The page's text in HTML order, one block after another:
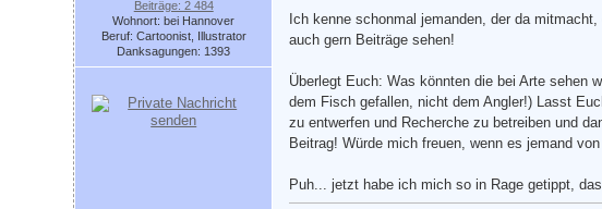
Beiträge: 2 484
Wohnort: bei Hannover
Beruf: Cartoonist, Illustrator
Danksagungen: 1393
Ich kenne schonmal jemanden, der da
auch gern Beiträge sehen!
Überlegt Euch: Was könnten die bei Arte sehen
dem Fisch gefallen, nicht dem Angler!) Lasst
zu entwerfen und Recherche zu betreiben und
Beitrag! Würde mich freuen, wenn es jemand von
Puh... jetzt habe ich mich so in Rage getippt,